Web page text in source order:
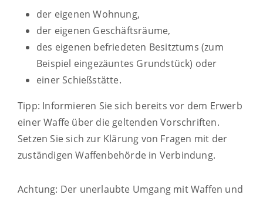
der eigenen Wohnung,
der eigenen Geschäftsräume,
des eigenen befriedeten Besitztums (zum
Beispiel eingezäuntes Grundstück) oder
einer Schießstätte.
Tipp: Informieren Sie sich bereits vor dem Erwerb
einer Waffe über die geltenden Vorschriften.
Setzen Sie sich zur Klärung von Fragen mit der
zuständigen Waffenbehörde in Verbindung.
Achtung: Der unerlaubte Umgang mit Waffen und